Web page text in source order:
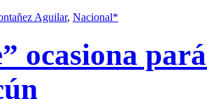
Aguilar, Nacional*
ocasiona